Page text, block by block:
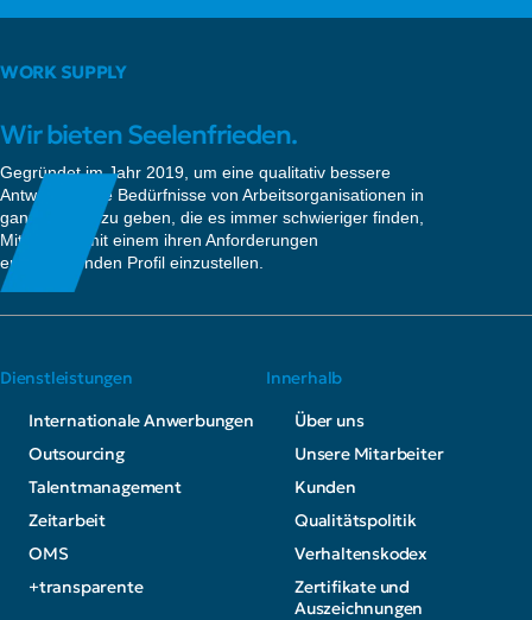
WORK SUPPLY
Wir bieten Seelenfrieden.
Gegründet im Jahr 2019, um eine qualitativ bessere
Antwort auf die Bedürfnisse von Arbeitsorganisationen in
ganz Europa zu geben, die es immer schwieriger finden,
Mitarbeiter mit einem ihren Anforderungen
entsprechenden Profil einzustellen.
Dienstleistungen
Internationale Anwerbungen
Outsourcing
Talentmanagement
Zeitarbeit
OMS
+transparente
Innerhalb
Über uns
Unsere Mitarbeiter
Kunden
Qualitätspolitik
Verhaltenskodex
Zertifikate und
Auszeichnungen